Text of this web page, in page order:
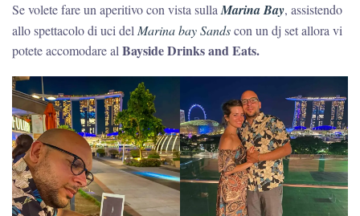
Se volete fare un aperitivo con vista sulla Marina Bay, assistendo
allo spettacolo di uci del Marina bay Sandscon un dj set allora vi
potete accomodare al Bayside Drinks and Eats.